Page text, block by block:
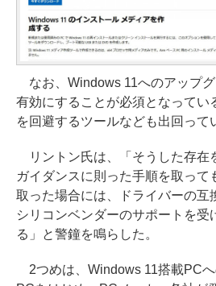
なお、Windows 11へのアップ
有効にすることが必須となってい
を回避するツールなども出回って
リントン氏は、「そうした存在
ガイダンスに則った手順を取って
取った場合には、ドライバーの互
シリコンベンダーのサポートを受
る」と警鐘を鳴らした。
2つめは、Windows 11搭載PCへ